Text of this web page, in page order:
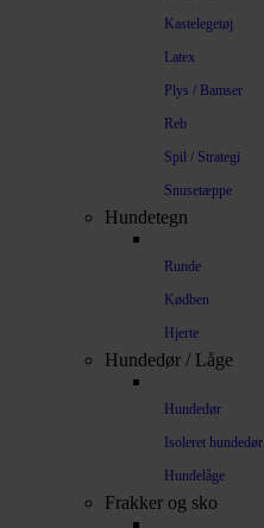
Kastelegetøj
Latex
Plys / Bamser
Reb
Spil / Strategi
Snusetæppe
Hundetegn
Runde
Kødben
Hjerte
Hundedør / Låge
Hundedør
Isoleret hundedør
Hundelåge
Frakker og sko